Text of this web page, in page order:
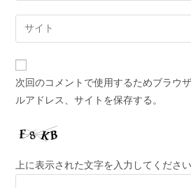
次回のコメントで使用するためブラウ
ルアドレス、サイトを保存する。
上に表示された文字を入力してください